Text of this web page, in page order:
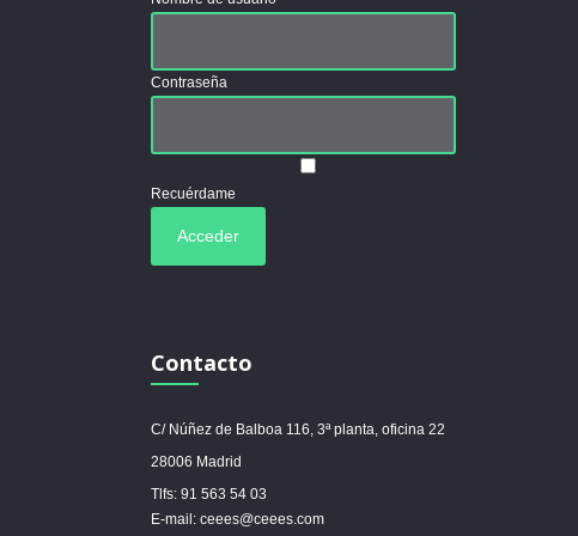
Contraseña
Recuérdame
Contacto
C/ Núñez de Balboa 116, 3ª planta, oficina 22
28006 Madrid
Tlfs: 91 563 54 03
E-mail: ceees@ceees.com